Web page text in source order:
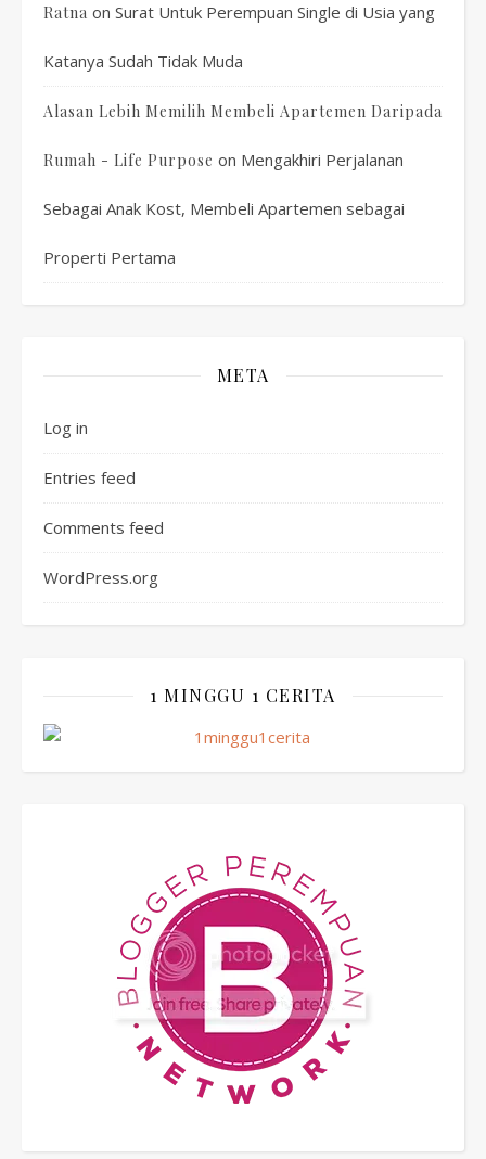
Ratna on Surat Untuk Perempuan Single di Usia yang
Katanya Sudah Tidak Muda
Alasan Lebih Memilih Membeli Apartemen Daripada
Rumah - Life Purpose on Mengakhiri Perjalanan
Sebagai Anak Kost, Membeli Apartemen sebagai
Properti Pertama
META
Log in
Entries feed
Comments feed
WordPress.org
1 MINGGU 1 CERITA